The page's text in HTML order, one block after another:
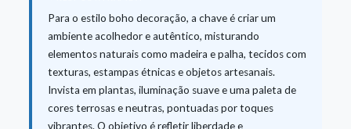
Para o estilo boho decoração, a chave é criar um
ambiente acolhedor e autêntico, misturando
elementos naturais como madeira e palha, tecidos com
texturas, estampas étnicas e objetos artesanais.
Invista em plantas, iluminação suave e uma paleta de
cores terrosas e neutras, pontuadas por toques
vibrantes. O objetivo é refletir liberdade e